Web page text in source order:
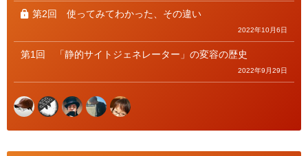
第2回 使ってみてわかった、その違い
2022年10月6日
第1回 「静的サイトジェネレーター」の変容の歴史
2022年9月29日